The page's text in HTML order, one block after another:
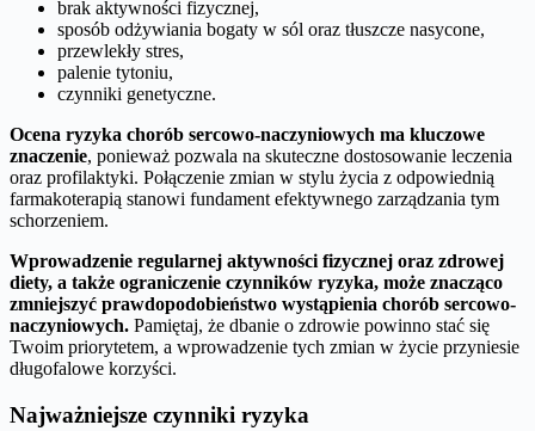
brak aktywności fizycznej,
sposób odżywiania bogaty w sól oraz tłuszcze nasycone,
przewlekły stres,
palenie tytoniu,
czynniki genetyczne.
Ocena ryzyka chorób sercowo-naczyniowych ma kluczowe
znaczenie, ponieważ pozwala na skuteczne dostosowanie leczenia
oraz profilaktyki. Połączenie zmian w stylu życia z odpowiednią
farmakoterapią stanowi fundament efektywnego zarządzania tym
schorzeniem.
Wprowadzenie regularnej aktywności fizycznej oraz zdrowej
diety, a także ograniczenie czynników ryzyka, może znacząco
zmniejszyć prawdopodobieństwo wystąpienia chorób sercowo-
naczyniowych. Pamiętaj, że dbanie o zdrowie powinno stać się
Twoim priorytetem, a wprowadzenie tych zmian w życie przyniesie
długofalowe korzyści.
Najważniejsze czynniki ryzyka